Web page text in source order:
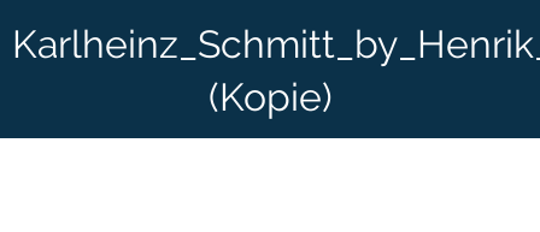
(Kopie)